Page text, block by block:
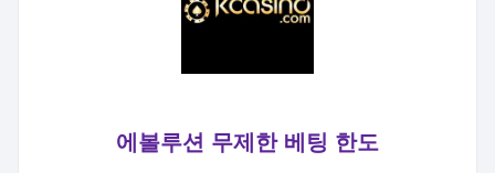
에볼루션 무제한 베팅 한도